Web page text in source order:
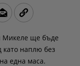
Микеле ще бъде
като наплю без
една маса.